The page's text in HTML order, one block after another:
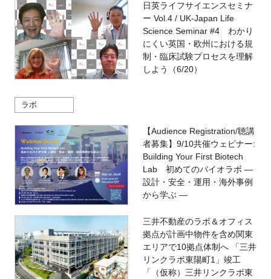
日英ライフサイエンスセミナ
ー Vol.4 / UK-Japan Life
Science Seminar #4 わかり
にくい英国・欧州における規
制・臨床試験プロセスを理解
しよう（6/20）
ラボ
【Audience Registration/聴講
者募集】9/10共催ウェビナー:
Building Your First Biotech
Lab 初めてのバイオラボ ―
設計・安全・運用・海外事例
から学ぶ ―
三井不動産のラボ＆オフィス
拠点が計画中物件を含め関東
エリアで10拠点体制へ 「三井
リンクラボ東陽町1」竣工
「（仮称）三井リンクラボ東